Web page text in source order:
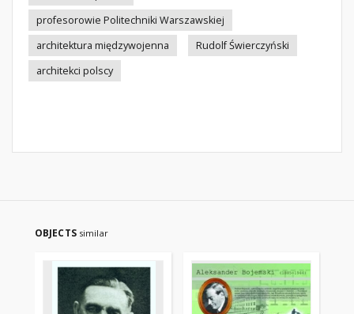
profesorowie Politechniki Warszawskiej
architektura międzywojenna
Rudolf Świerczyński
architekci polscy
OBJECTS similar